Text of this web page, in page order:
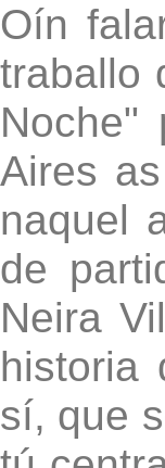
Oín
traballo
Noche"
Aires
naquel
de
Neira
historia
sí, que